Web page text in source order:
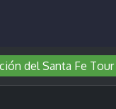
del Santa Fe